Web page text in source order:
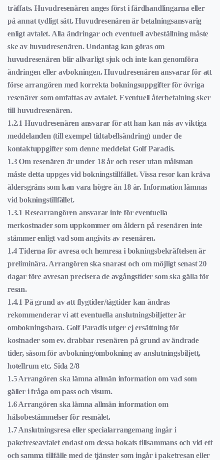
träffats. Huvudresenären anges först i färdhandlingarna eller
på annat tydligt sätt. Huvudresenären är betalningsansvarig
enligt avtalet. Alla ändringar och eventuell avbeställning måste
ske av huvudresenären. Undantag kan göras om
huvudresenären blir allvarligt sjuk och inte kan genomföra
ändringen eller avbokningen. Huvudresenären ansvarar för att
förse arrangören med korrekta bokningsuppgifter för övriga
resenärer som omfattas av avtalet. Eventuell återbetalning sker
till huvudresenären.
1.2.1 Huvudresenären ansvarar för att han kan nås av viktiga
meddelanden (till exempel tidtabellsändring) under de
kontaktuppgifter som denne meddelat Golf Paradis.
1.3 Om resenären är under 18 år och reser utan målsman
måste detta uppges vid bokningstillfället. Vissa resor kan kräva
åldersgräns som kan vara högre än 18 år. Information lämnas
vid bokningstillfället.
1.3.1 Researrangören ansvarar inte för eventuella
merkostnader som uppkommer om åldern på resenären inte
stämmer enligt vad som angivits av resenären.
1.4 Tiderna för avresa och hemresa i bokningsbekräftelsen är
preliminära. Arrangören ska snarast och om möjligt senast 20
dagar före avresan precisera de avgångstider som ska gälla för
resan.
1.4.1 På grund av att flygtider/tågtider kan ändras
rekommenderar vi att eventuella anslutningsbiljetter är
ombokningsbara. Golf Paradis utger ej ersättning för
kostnader som ev. drabbar resenären på grund av ändrade
tider, såsom för avbokning/ombokning av anslutningsbiljett,
hotellrum etc. Sida 2/8
1.5 Arrangören ska lämna allmän information om vad som
gäller i fråga om pass och visum.
1.6 Arrangören ska lämna allmän information om
hälsobestämmelser för resmålet.
1.7 Anslutningsresa eller specialarrangemang ingår i
paketreseavtalet endast om dessa bokats tillsammans och vid ett
och samma tillfälle med de tjänster som ingår i paketresan eller